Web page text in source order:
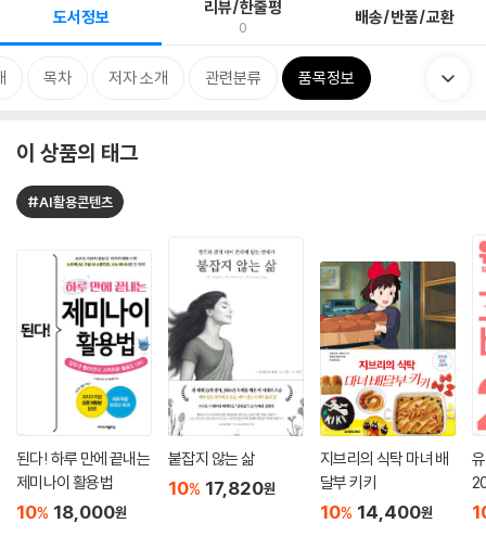
도서정보 리뷰/한줄평
0 배송/반품/교환
목차 저자 소개 관련분류 품목정보
이 상품의 태그
#AI활용콘텐츠
된다! 하루 만에 끝내는
제미나이 활용법
10% 18,000원
붙잡지 않는 삶
10% 17,820원
지브리의 식탁 마녀 배
달부 키키
10% 14,400원